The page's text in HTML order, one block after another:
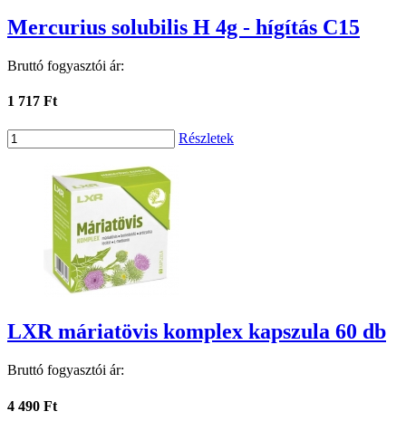
Mercurius solubilis H 4g - hígítás C15
Bruttó fogyasztói ár:
1 717 Ft
Részletek
LXR máriatövis komplex kapszula 60 db
Bruttó fogyasztói ár:
4 490 Ft